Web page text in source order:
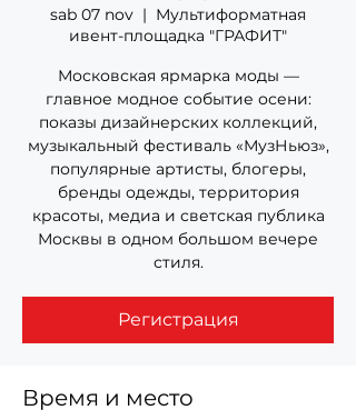
sab 07 nov
  |
Мультиформатная
ивент-площадка "ГРАФИТ"
Московская ярмарка моды —
главное модное событие осени:
показы дизайнерских коллекций,
музыкальный фестиваль «МузНьюз»,
популярные артисты, блогеры,
бренды одежды, территория
красоты, медиа и светская публика
Москвы в одном большом вечере
стиля.
Регистрация
Время и место